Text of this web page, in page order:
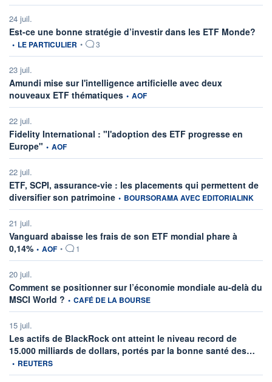
24 juil.
Est-ce une bonne stratégie d’investir dans les ETF Monde?
• LE PARTICULIER • 3
23 juil.
Amundi mise sur l'intelligence artificielle avec deux
nouveaux ETF thématiques information fournie par
• AOF
22 juil.
Fidelity International : "l'adoption des ETF progresse en
Europe" information fournie par
• AOF
22 juil.
ETF, SCPI, assurance-vie : les placements qui permettent de
diversifier son patrimoine information fournie par
• BOURSORAMA AVEC EDITORIALINK
21 juil.
Vanguard abaisse les frais de son ETF mondial phare à
0,14% information fournie par
• AOF • 1
20 juil.
Comment se positionner sur l’économie mondiale au-delà du
MSCI World ? information fournie par
• CAFÉ DE LA BOURSE
15 juil.
Les actifs de BlackRock ont atteint le niveau record de
15.000 milliards de dollars, portés par la bonne santé des…
• REUTERS